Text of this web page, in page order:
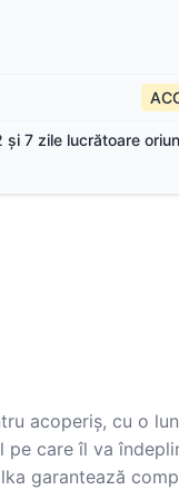
și 7 zile lucrătoare
acoperiș, cu o
care îl va
garantează